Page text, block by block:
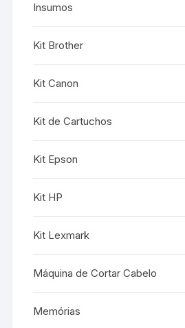
Insumos
Kit Brother
Kit Canon
Kit de Cartuchos
Kit Epson
Kit HP
Kit Lexmark
Máquina de Cortar Cabelo
Memórias